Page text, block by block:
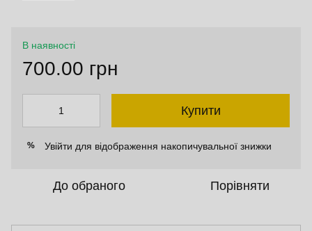
В наявності
700.00 грн
Купити
% Увійти для відображення накопичувальної знижки
До обраного Порівняти